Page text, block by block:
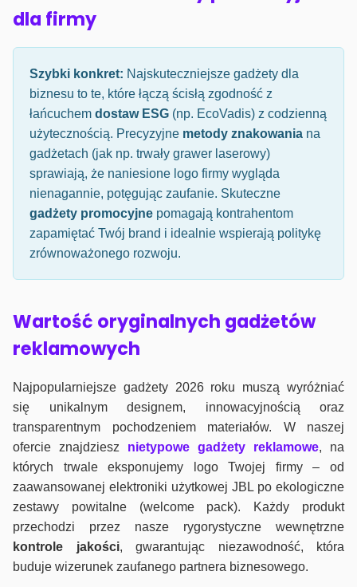
dla firmy
Szybki konkret: Najskuteczniejsze gadżety dla
biznesu to te, które łączą ścisłą zgodność z
łańcuchem dostaw ESG (np. EcoVadis) z codzienną
użytecznością. Precyzyjne metody znakowania na
gadżetach (jak np. trwały grawer laserowy)
sprawiają, że naniesione logo firmy wygląda
nienagannie, potęgując zaufanie. Skuteczne
gadżety promocyjne pomagają kontrahentom
zapamiętać Twój brand i idealnie wspierają politykę
zrównoważonego rozwoju.
Wartość oryginalnych gadżetów
reklamowych
Najpopularniejsze gadżety 2026 roku muszą wyróżniać
się unikalnym designem, innowacyjnością oraz
transparentnym pochodzeniem materiałów. W naszej
ofercie znajdziesz nietypowe gadżety reklamowe, na
których trwale eksponujemy logo Twojej firmy – od
zaawansowanej elektroniki użytkowej JBL po ekologiczne
zestawy powitalne (welcome pack). Każdy produkt
przechodzi przez nasze rygorystyczne wewnętrzne
kontrole jakości, gwarantując niezawodność, która
buduje wizerunek zaufanego partnera biznesowego.